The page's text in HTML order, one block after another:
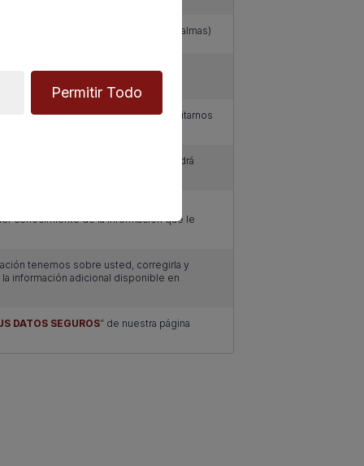
PALMAS DE GRAN CANARIA (Las Palmas)
atender sus solicitudes y prestarle
autorización previa, que podrá facilitarnos
su consentimiento previo, que podrá
conocimiento de la información que le
tenemos sobre usted, corregirla y
información adicional disponible en
DATOS SEGUROS” de nuestra página
Permitir Todo